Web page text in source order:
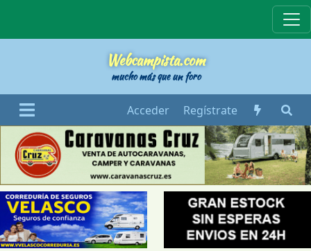
Webcampista.com
mucho más que un foro
Acceder Regístrate